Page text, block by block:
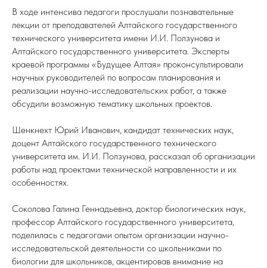
В ходе интенсива педагоги прослушали познавательные
лекции от преподавателей Алтайского государственного
технического университета имени И.И. Ползунова и
Алтайского государственного университета. Эксперты
краевой программы «Будущее Алтая» проконсультировали
научных руководителей по вопросам планирования и
реализации научно-исследовательских работ, а также
обсудили возможную тематику школьных проектов.
Шенкнехт Юрий Иванович, кандидат технических наук,
доцент Алтайского государственного технического
университета им. И.И. Ползунова, рассказал об организации
работы над проектами технической направленности и их
особенностях.
Соколова Галина Геннадьевна, доктор биологических наук,
профессор Алтайского государственного университета,
поделилась с педагогами опытом организации научно-
исследовательской деятельности со школьниками по
биологии для школьников, акцентировав внимание на